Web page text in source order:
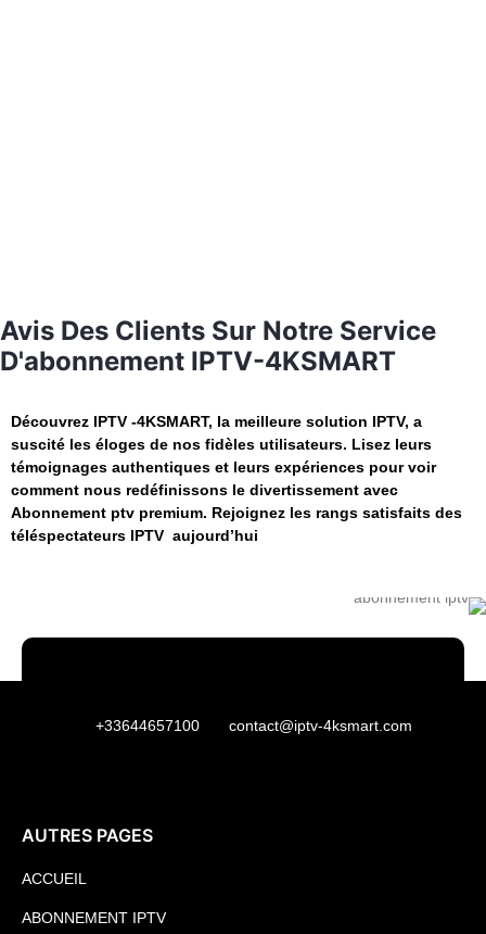
Avis Des Clients Sur Notre Service
D'abonnement IPTV-4KSMART
Découvrez IPTV -4KSMART, la meilleure solution IPTV, a
suscité les éloges de nos fidèles utilisateurs. Lisez leurs
témoignages authentiques et leurs expériences pour voir
comment nous redéfinissons le divertissement avec
Abonnement ptv premium. Rejoignez les rangs satisfaits des
téléspectateurs IPTV aujourd’hui
+33644657100 contact@iptv-4ksmart.com
AUTRES PAGES
ACCUEIL
ABONNEMENT IPTV